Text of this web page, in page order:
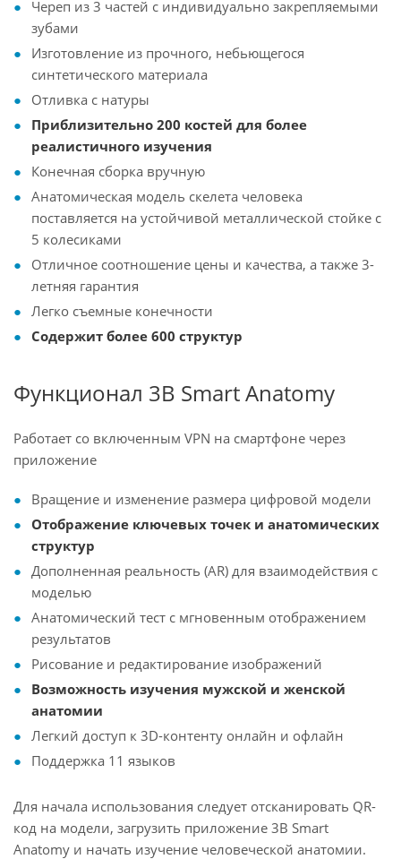
Череп из 3 частей с индивидуально закрепляемыми
зубами
Изготовление из прочного, небьющегося
синтетического материала
Отливка с натуры
Приблизительно 200 костей для более
реалистичного изучения
Конечная сборка вручную
Анатомическая модель скелета человека
поставляется на устойчивой металлической стойке с
5 колесиками
Отличное соотношение цены и качества, а также 3-
летняя гарантия
Легко съемные конечности
Содержит более 600 структур
Функционал 3B Smart Anatomy
Работает со включенным VPN на смартфоне через
приложение
Вращение и изменение размера цифровой модели
Отображение ключевых точек и анатомических
структур
Дополненная реальность (AR) для взаимодействия с
моделью
Анатомический тест с мгновенным отображением
результатов
Рисование и редактирование изображений
Возможность изучения мужской и женской
анатомии
Легкий доступ к 3D-контенту онлайн и офлайн
Поддержка 11 языков
Для начала использования следует отсканировать QR-
код на модели, загрузить приложение 3B Smart
Anatomy и начать изучение человеческой анатомии.